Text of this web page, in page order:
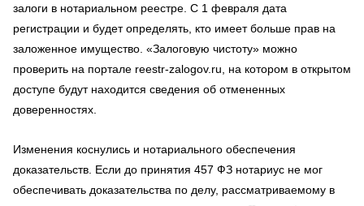
залоги в нотариальном реестре. С 1 февраля дата
регистрации и будет определять, кто имеет больше прав на
заложенное имущество. «Залоговую чистоту» можно
проверить на портале reestr-zalogov.ru, на котором в открытом
доступе будут находится сведения об отмененных
доверенностях.
Изменения коснулись и нотариального обеспечения
доказательств. Если до принятия 457 ФЗ нотариус не мог
обеспечивать доказательства по делу, рассматриваемому в